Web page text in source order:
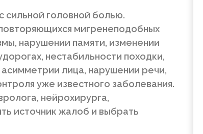
сильной головной болью.
мигренеподобных
нарушении памяти, изменении
нестабильности походки,
лица, нарушении речи,
уже известного заболевания.
нейрохирурга,
источник жалоб и выбрать